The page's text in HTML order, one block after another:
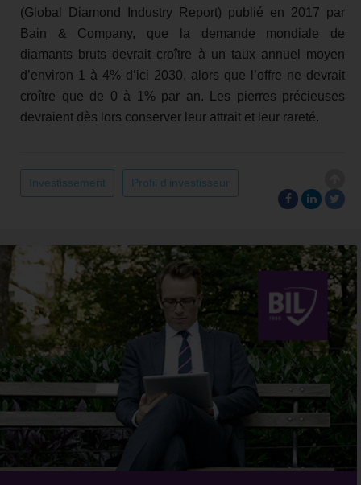
(Global Diamond Industry Report) publié en 2017 par
Bain & Company, que la demande mondiale de
diamants bruts devrait croître à un taux annuel moyen
d’environ 1 à 4% d’ici 2030, alors que l’offre ne devrait
croître que de 0 à 1% par an. Les pierres précieuses
devraient dès lors conserver leur attrait et leur rareté.
Investissement Profil d'investisseur